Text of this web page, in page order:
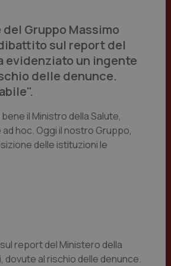
Gruppo Massimo
sul report del
evidenziato un ingente
delle denunce.
il Ministro della Salute,
hoc. Oggi il nostro Gruppo,
delle istituzioni le
report del Ministero della
al rischio delle denunce.